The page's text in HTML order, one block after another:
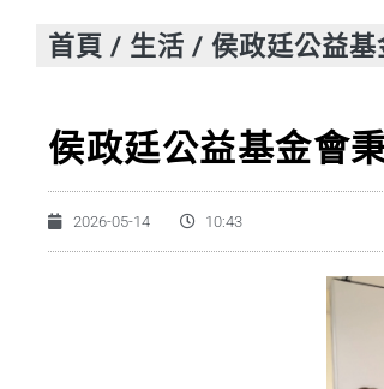
首頁 / 生活 / 侯政廷公益
侯政廷公益基金會
2026-05-14 10:43